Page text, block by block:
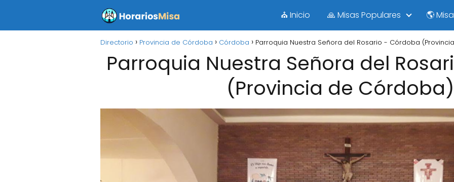
⛪ Inicio 🙏 Misas Populares 🌎
Directorio Provincia de Córdoba Córdoba Parroquia Nuestra Señora del Rosario - Córdoba
Parroquia Nuestra Señora del
(Provincia de Córdoba)